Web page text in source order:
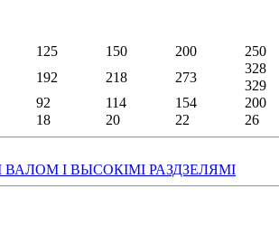
125 150 200 250
192 218 273
328
329
92 114 154 200
18 20 22 26
І ВЫСОКІМІ РАЗДЗЕЛЯМІ